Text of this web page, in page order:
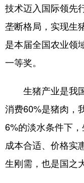
学术中国 乡
城市
彩票
文化产业
地方频道
技术迈入国际领先
垄断格局，实现生
是本届全国农业领
一等奖。
生猪产业是我国
消费60%是猪肉，
6%的淡水条件下
成本合适、价格实
生刚需，也是国之